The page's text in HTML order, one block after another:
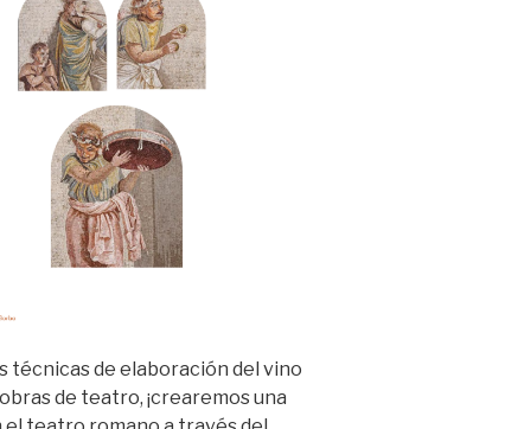
técnicas de elaboración del vino
de teatro, ¡crearemos una